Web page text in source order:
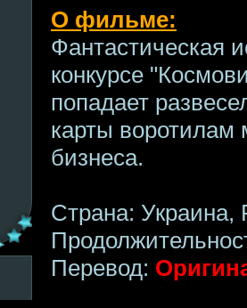
О фильме:
Фантастическая
конкурсе
попадает
карты воротилам
бизнеса.
Страна: Украина,
Перевод: